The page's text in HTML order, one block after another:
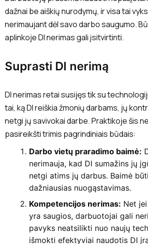
dažnai be aiškių nurodymų, ir visa tai
nerimaujant dėl savo darbo saugumo.
aplinkoje DI nerimas gali įsitvirtinti.
Suprasti DI nerimą
DI nerimas retai susijęs tik su
tai, ką DI reiškia žmonių darbams, jų
netgi jų savivokai darbe. Praktikoje šis
pasireikšti trimis pagrindiniais būdais:
Darbo vietų praradimo baimė:
nerimauja, kad DI sumažins jų
netgi atims jų darbus. Baimė
dažniausias nuogąstavimas.
Kompetencijos nerimas: Net
yra saugios, darbuotojai gali
pavyks neatsilikti nuo naujų
išmokti efektyviai naudotis DI